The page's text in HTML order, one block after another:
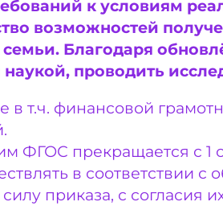
к условиям
возможностей
Благодаря
проводить
т.ч. финансовой
ФГОС прекращается с 1
в
приказа, с согласия